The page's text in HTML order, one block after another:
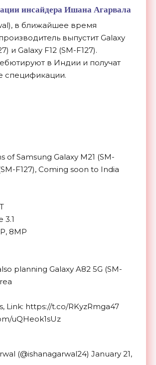
инсайдера Ишана Агарвала
в ближайшее время
выпустит Galaxy
и Galaxy F12 (SM-F127).
в Индии и получат
спецификации.
of Samsung Galaxy M21 (SM-
F127), Coming soon to India
3.1
8MP
planning Galaxy A82 5G (SM-
Link: https://t.co/RKyzRmga47
uQHeok1sUz
(@ishanagarwal24) January 21,